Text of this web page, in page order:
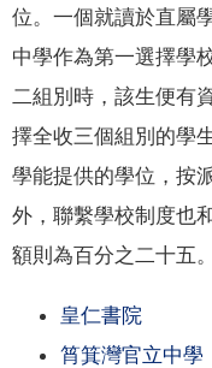
位。一個就讀於直屬
中學作為第一選擇學
二組別時，該生便有
擇全收三個組別的學
學能提供的學位，按
外，聯繫學校制度也
額則為百分之二十五
皇仁書院
筲箕灣官立中學